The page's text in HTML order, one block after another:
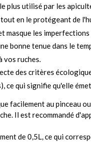
plus utilisé par les
en le protégeant de
masque les imperfections
bonne tenue dans le
vos ruches.
des critères
qui signifie qu'elle
facilement au pinceau
Il est recommandé
de 0,5L, ce qui